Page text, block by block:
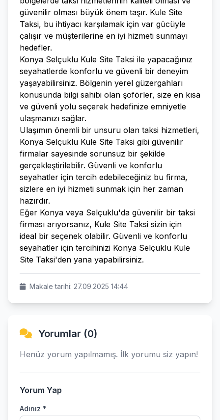
güvenilir olması büyük önem taşır. Kule Site
Taksi, bu ihtiyacı karşılamak için var gücüyle
çalışır ve müşterilerine en iyi hizmeti sunmayı
hedefler.
Konya Selçuklu Kule Site Taksi ile yapacağınız
seyahatlerde konforlu ve güvenli bir deneyim
yaşayabilirsiniz. Bölgenin yerel güzergahları
konusunda bilgi sahibi olan şoförler, size en kısa
ve güvenli yolu seçerek hedefinize emniyetle
ulaşmanızı sağlar.
Ulaşımın önemli bir unsuru olan taksi hizmetleri,
Konya Selçuklu Kule Site Taksi gibi güvenilir
firmalar sayesinde sorunsuz bir şekilde
gerçekleştirilebilir. Güvenli ve konforlu
seyahatler için tercih edebileceğiniz bu firma,
sizlere en iyi hizmeti sunmak için her zaman
hazırdır.
Eğer Konya veya Selçuklu'da güvenilir bir taksi
firması arıyorsanız, Kule Site Taksi sizin için
ideal bir seçenek olabilir. Güvenli ve konforlu
seyahatler için tercihinizi Konya Selçuklu Kule
Site Taksi'den yana yapabilirsiniz.
Makale tarihi: 27.09.2025 14:44
Yorumlar (0)
Henüz yorum yapılmamış. İlk yorumu siz yapın!
Yorum Yap
Adınız *